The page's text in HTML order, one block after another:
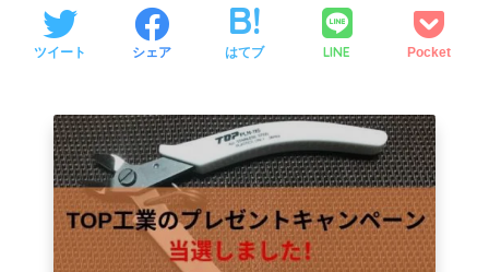
ツイート シェア はてブ LINE Pocket